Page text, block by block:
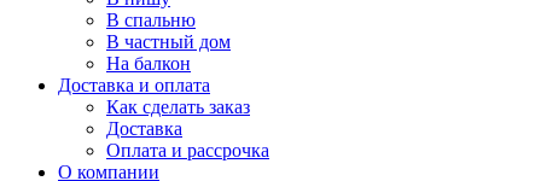
В спальню
В частный дом
На балкон
Доставка и оплата
Как сделать заказ
Доставка
Оплата и рассрочка
О компании